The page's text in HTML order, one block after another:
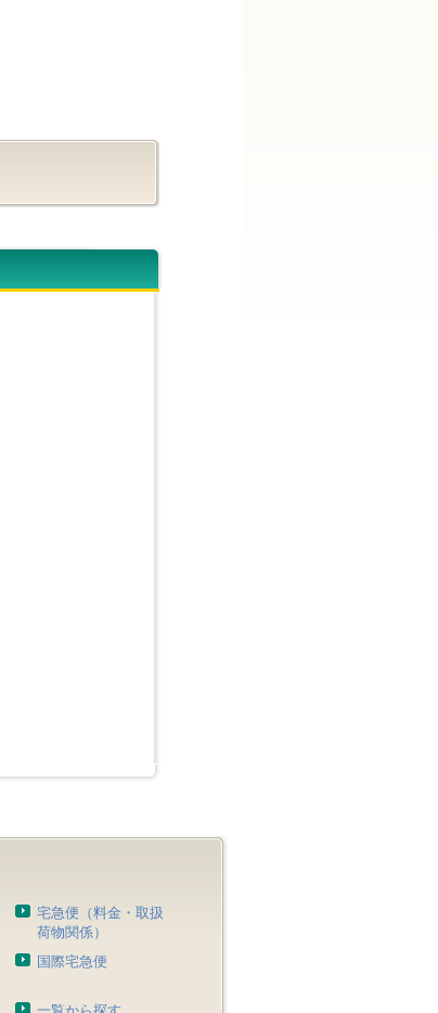
宅急便（料金・取扱
荷物関係）
国際宅急便